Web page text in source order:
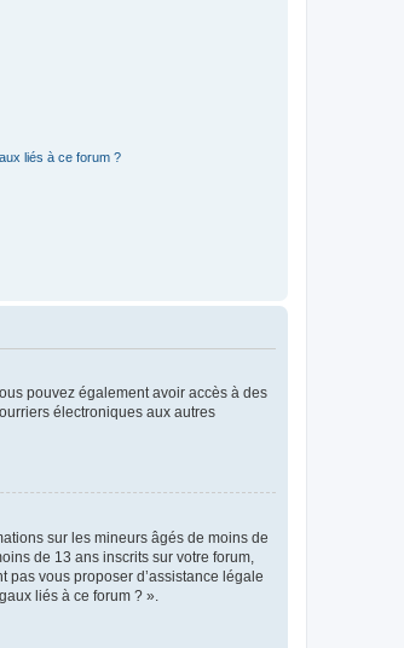
liés à ce forum ?
pouvez également avoir accès à des
électroniques aux autres
sur les mineurs âgés de moins de
de 13 ans inscrits sur votre forum,
vous proposer d’assistance légale
liés à ce forum ? ».